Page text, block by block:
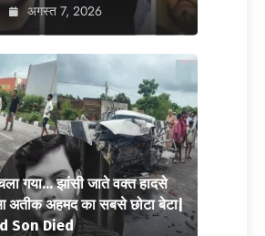
अगस्त 7, 2026
गया… झांसी जाते वक्त हादसे
अतीक अहमद का सबसे छोटा बेटा|
Son Died